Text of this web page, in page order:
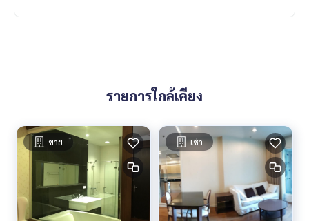
รายการใกล้เคียง
ขาย เช่า